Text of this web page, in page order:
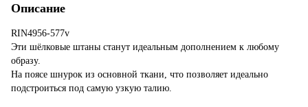
Описание
RIN4956-577v
Эти шёлковые штаны станут идеальным дополнением к любому
образу.
На поясе шнурок из основной ткани, что позволяет идеально
подстроиться под самую узкую талию.